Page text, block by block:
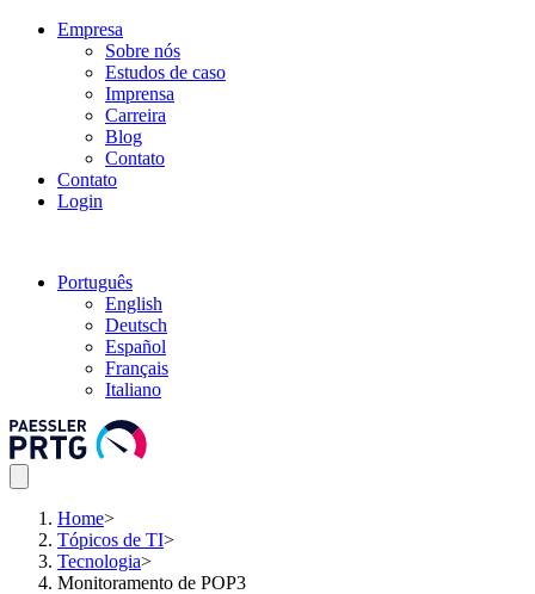
Empresa
Sobre nós
Estudos de caso
Imprensa
Carreira
Blog
Contato
Contato
Login
Português
English
Deutsch
Español
Français
Italiano
Home>
Tópicos de TI>
Tecnologia>
Monitoramento de POP3